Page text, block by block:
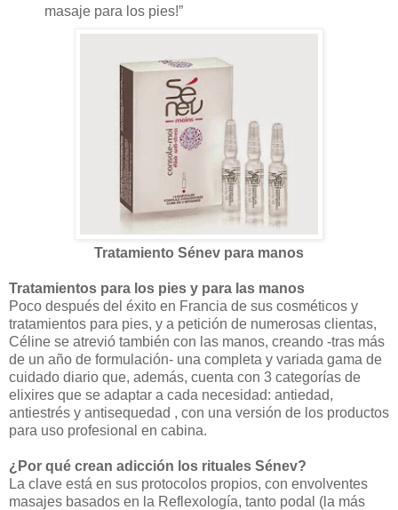
masaje para los pies!”
Tratamiento Sénev para manos
Tratamientos para los pies y para las manos
Poco después del éxito en Francia de sus cosméticos y
tratamientos para pies, y a petición de numerosas clientas,
Céline se atrevió también con las manos, creando -tras más
de un año de formulación- una completa y variada gama de
cuidado diario que, además, cuenta con 3 categorías de
elixires que se adaptar a cada necesidad: antiedad,
antiestrés y antisequedad , con una versión de los productos
para uso profesional en cabina.
¿Por qué crean adicción los rituales Sénev?
La clave está en sus protocolos propios, con envolventes
masajes basados en la Reflexología, tanto podal (la más